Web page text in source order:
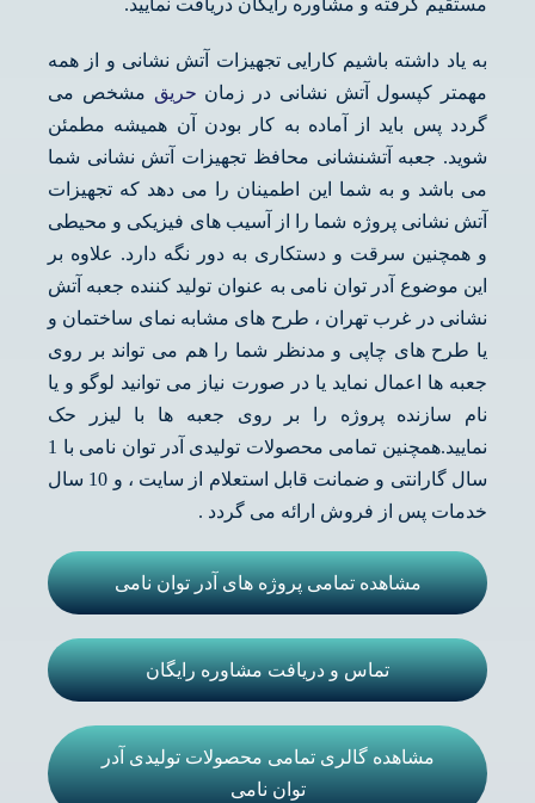
مستقیم گرفته و مشاوره رایگان دریافت نمایید.
به یاد داشته باشیم کارایی تجهیزات آتش نشانی و از همه
مهمتر کپسول آتش نشانی در زمان حریق مشخص می
گردد پس باید از آماده به کار بودن آن همیشه مطمئن
شوید. جعبه آتشنشانی محافظ تجهیزات آتش نشانی شما
می باشد و به شما این اطمینان را می دهد که تجهیزات
آتش نشانی پروژه شما را از آسیب های فیزیکی و محیطی
و همچنین سرقت و دستکاری به دور نگه دارد. علاوه بر
این موضوع آدر توان نامی به عنوان تولید کننده جعبه آتش
نشانی در غرب تهران ، طرح های مشابه نمای ساختمان و
یا طرح های چاپی و مدنظر شما را هم می تواند بر روی
جعبه ها اعمال نماید یا در صورت نیاز می توانید لوگو و یا
نام سازنده پروژه را بر روی جعبه ها با لیزر حک
نمایید.همچنین تمامی محصولات تولیدی آدر توان نامی با 1
سال گارانتی و ضمانت قابل استعلام از سایت ، و 10 سال
خدمات پس از فروش ارائه می گردد .
مشاهده تمامی پروژه های آدر توان نامی
تماس و دریافت مشاوره رایگان
مشاهده گالری تمامی محصولات تولیدی آدر
توان نامی